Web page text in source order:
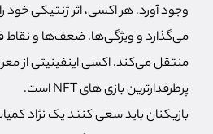
وجود آورد. هر اکسی، اثر ژنتیکی خود
می‌گذارد و ویژگی‌ها، ضعف‌ها و نقاط
منتقل می‌کند. اکسی اینفینیتی از
پرطرفدارترین بازی های NFT است.
بازیکنان باید سعی کنند یک نژاد